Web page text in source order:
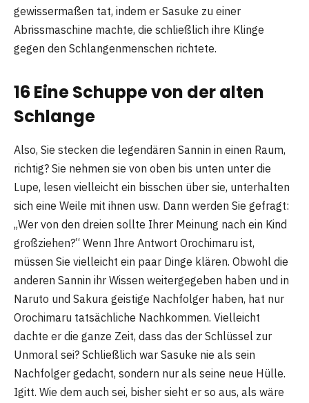
gewissermaßen tat, indem er Sasuke zu einer
Abrissmaschine machte, die schließlich ihre Klinge
gegen den Schlangenmenschen richtete.
16 Eine Schuppe von der alten
Schlange
Also, Sie stecken die legendären Sannin in einen Raum,
richtig? Sie nehmen sie von oben bis unten unter die
Lupe, lesen vielleicht ein bisschen über sie, unterhalten
sich eine Weile mit ihnen usw. Dann werden Sie gefragt:
„Wer von den dreien sollte Ihrer Meinung nach ein Kind
großziehen?“ Wenn Ihre Antwort Orochimaru ist,
müssen Sie vielleicht ein paar Dinge klären. Obwohl die
anderen Sannin ihr Wissen weitergegeben haben und in
Naruto und Sakura geistige Nachfolger haben, hat nur
Orochimaru tatsächliche Nachkommen. Vielleicht
dachte er die ganze Zeit, dass das der Schlüssel zur
Unmoral sei? Schließlich war Sasuke nie als sein
Nachfolger gedacht, sondern nur als seine neue Hülle.
Igitt. Wie dem auch sei, bisher sieht er so aus, als wäre